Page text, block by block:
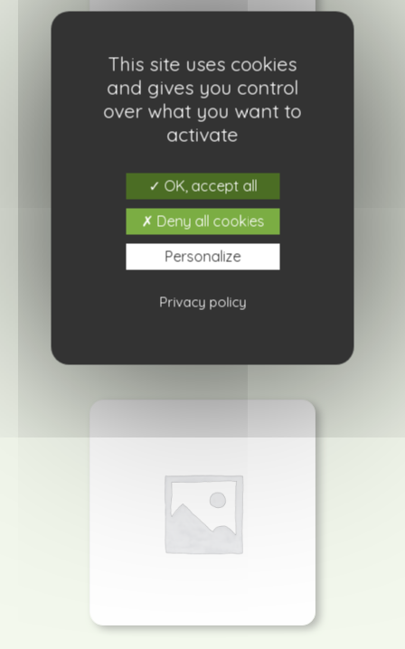
Artichaut Amethyst
6,60€
Ajouter à ma liste de courses
This site uses cookies
and gives you control
over what you want to
activate
OK, accept all
Deny all cookies
Personalize
Privacy policy